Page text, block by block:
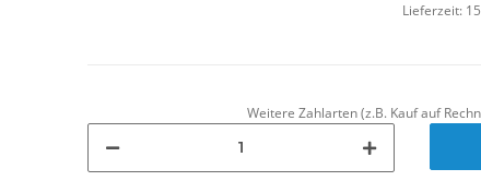
Lieferzeit:
Weitere Zahlarten (z.B. Kauf auf